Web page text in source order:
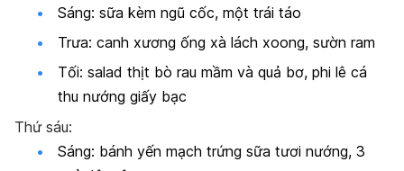
Sáng: sữa kèm ngũ cốc, một trái táo
Trưa: canh xương ống xà lách xoong, sườn ram
Tối: salad thịt bò rau mầm và quả bơ, phi lê cá
thu nướng giấy bạc
Thứ sáu:
Sáng: bánh yến mạch trứng sữa tươi nướng, 3